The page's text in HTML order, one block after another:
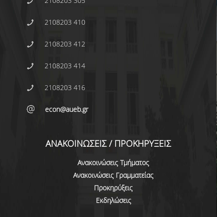
ΠΡΟΓΡΑΜΜΑΤΟΣ ΤΜΗΜΑΤΟΣ
ΔΕΔΟΜΕΝΑ ΠΟΙΟΤΗΤΑΣ
ΠΙΣΤΟΠΟΙΗΣΗ
ΑΞΙΟΛΟΓΗΣΗ
2108203 410
2108203 412
2108203 414
2108203 416
econ@aueb.gr
ΑΝΑΚΟΙΝΩΣΕΙΣ / ΠΡΟΚΗΡΥΞΕΙΣ
Ανακοινώσεις Τμήματος
Ανακοινώσεις Γραμματείας
Προκηρύξεις
Εκδηλώσεις